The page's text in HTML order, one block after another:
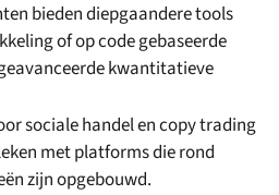
bieden diepgaandere tools
of op code gebaseerde
kwantitatieve
sociale handel en copy trading
met platforms die rond
zijn opgebouwd.